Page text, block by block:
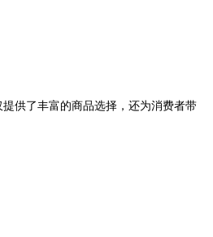
提供了丰富的商品选择，还为消费者带